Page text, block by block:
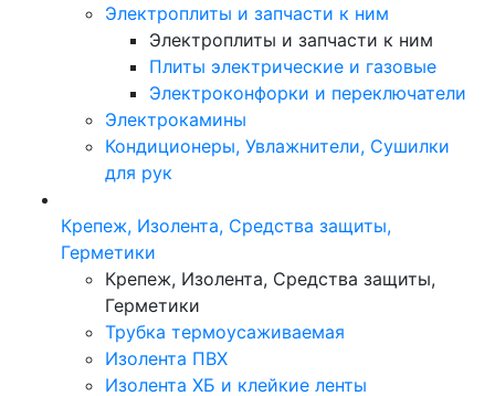
Электроплиты и запчасти к ним
Электроплиты и запчасти к ним
Плиты электрические и газовые
Электроконфорки и переключатели
Электрокамины
Кондиционеры, Увлажнители, Сушилки
для рук
Крепеж, Изолента, Средства защиты,
Герметики
Крепеж, Изолента, Средства защиты,
Герметики
Трубка термоусаживаемая
Изолента ПВХ
Изолента ХБ и клейкие ленты